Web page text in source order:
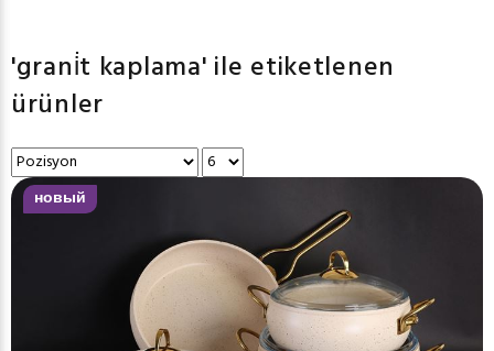
'grani̇t kaplama' ile etiketlenen
ürünler
новый